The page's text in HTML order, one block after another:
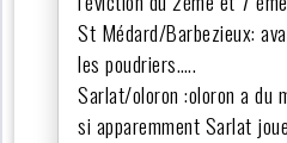
St Médard/Barbezieux:
les poudriers…..
Sarlat/oloron :oloron a du
si apparemment Sarlat